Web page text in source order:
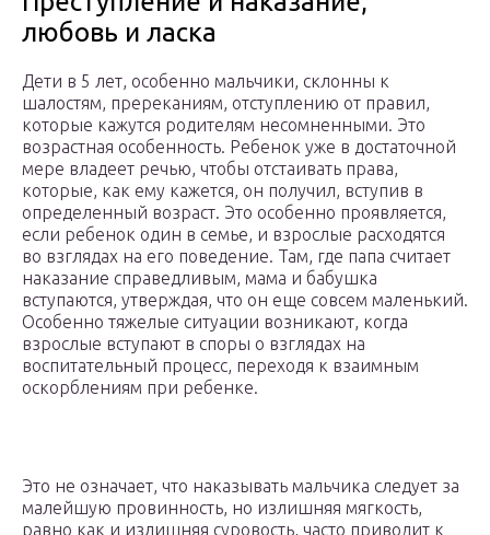
любовь и ласка
Дети в 5 лет, особенно мальчики, склонны к
шалостям, пререканиям, отступлению от правил,
которые кажутся родителям несомненными. Это
возрастная особенность. Ребенок уже в достаточной
мере владеет речью, чтобы отстаивать права,
которые, как ему кажется, он получил, вступив в
определенный возраст. Это особенно проявляется,
если ребенок один в семье, и взрослые расходятся
во взглядах на его поведение. Там, где папа считает
наказание справедливым, мама и бабушка
вступаются, утверждая, что он еще совсем маленький.
Особенно тяжелые ситуации возникают, когда
взрослые вступают в споры о взглядах на
воспитательный процесс, переходя к взаимным
оскорблениям при ребенке.
Это не означает, что наказывать мальчика следует за
малейшую провинность, но излишняя мягкость,
равно как и излишняя суровость, часто приводит к